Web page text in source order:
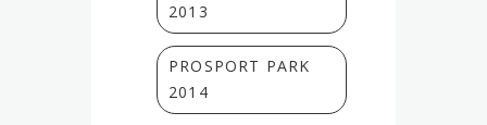
2013
PROSPORT PARK
2014